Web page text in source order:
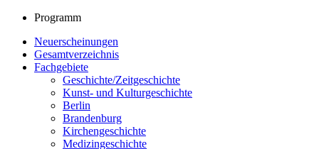
Programm
Neuerscheinungen
Gesamtverzeichnis
Fachgebiete
Geschichte/Zeitgeschichte
Kunst- und Kulturgeschichte
Berlin
Brandenburg
Kirchengeschichte
Medizingeschichte